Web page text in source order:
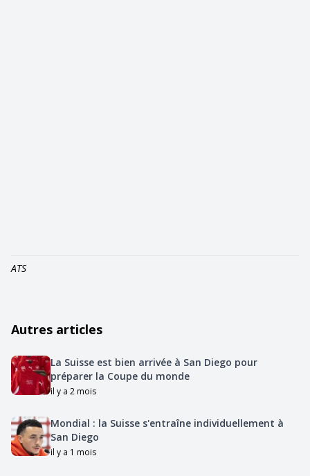
ATS
Autres articles
La Suisse est bien arrivée à San Diego pour
préparer la Coupe du monde
il y a 2 mois
Mondial : la Suisse s'entraîne individuellement à
San Diego
il y a 1 mois